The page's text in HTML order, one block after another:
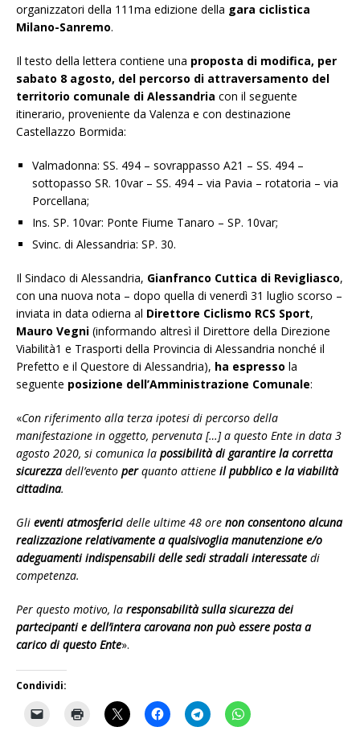
organizzatori della 111ma edizione della gara ciclistica
Milano-Sanremo.
Il testo della lettera contiene una proposta di modifica, per
sabato 8 agosto, del percorso di attraversamento del
territorio comunale di Alessandria con il seguente
itinerario, proveniente da Valenza e con destinazione
Castellazzo Bormida:
Valmadonna: SS. 494 – sovrappasso A21 – SS. 494 –
sottopasso SR. 10var – SS. 494 – via Pavia – rotatoria – via
Porcellana;
Ins. SP. 10var: Ponte Fiume Tanaro – SP. 10var;
Svinc. di Alessandria: SP. 30.
Il Sindaco di Alessandria, Gianfranco Cuttica di Revigliasco,
con una nuova nota – dopo quella di venerdì 31 luglio scorso –
inviata in data odierna al Direttore Ciclismo RCS Sport,
Mauro Vegni (informando altresì il Direttore della Direzione
Viabilità1 e Trasporti della Provincia di Alessandria nonché il
Prefetto e il Questore di Alessandria), ha espresso la
seguente posizione dell’Amministrazione Comunale:
«Con riferimento alla terza ipotesi di percorso della
manifestazione in oggetto, pervenuta […] a questo Ente in data 3
agosto 2020, si comunica la possibilità di garantire la corretta
sicurezzadell’evento perquanto attiene il pubblico e la viabilità
cittadina.
Gli eventi atmosfericidelle ultime 48 ore non consentono alcuna
realizzazione relativamente a qualsivoglia manutenzione e/o
adeguamenti indispensabili delle sedi stradali interessate di
competenza.
Per questo motivo, la responsabilità sulla sicurezza dei
partecipanti e dell’intera carovana non può essere posta a
carico di questo Ente».
Condividi: